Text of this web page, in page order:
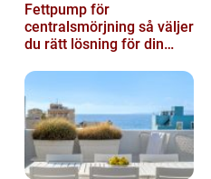
Fettpump för
centralsmörjning så väljer
du rätt lösning för din